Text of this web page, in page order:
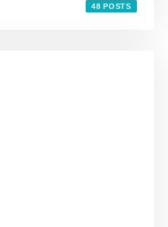
48